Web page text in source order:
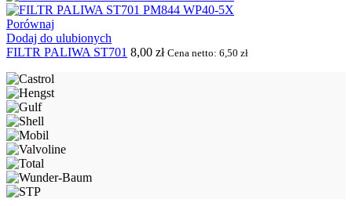
Porównaj
Dodaj do ulubionych
FILTR PALIWA ST701 8,00 zł Cena netto: 6,50 zł